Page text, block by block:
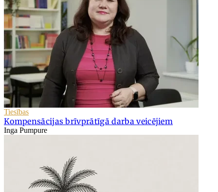
Tiesības
Kompensācijas brīvprātīgā darba veicējiem
Inga Pumpure